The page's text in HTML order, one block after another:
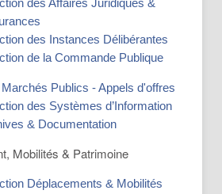
des Affaires Juridiques &
des Instances Délibérantes
de la Commande Publique
Marchés Publics - Appels d'offres
des Systèmes d’Information
& Documentation
Mobilités & Patrimoine
Déplacements & Mobilités